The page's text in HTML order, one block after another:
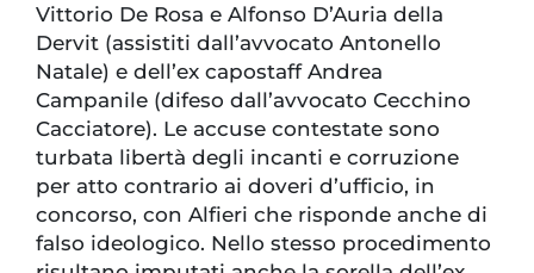
Vittorio De Rosa e Alfonso D’Auria della
Dervit (assistiti dall’avvocato Antonello
Natale) e dell’ex capostaff Andrea
Campanile (difeso dall’avvocato Cecchino
Cacciatore). Le accuse contestate sono
turbata libertà degli incanti e corruzione
per atto contrario ai doveri d’ufficio, in
concorso, con Alfieri che risponde anche di
falso ideologico. Nello stesso procedimento